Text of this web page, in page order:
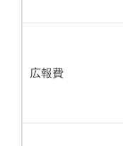
広報費